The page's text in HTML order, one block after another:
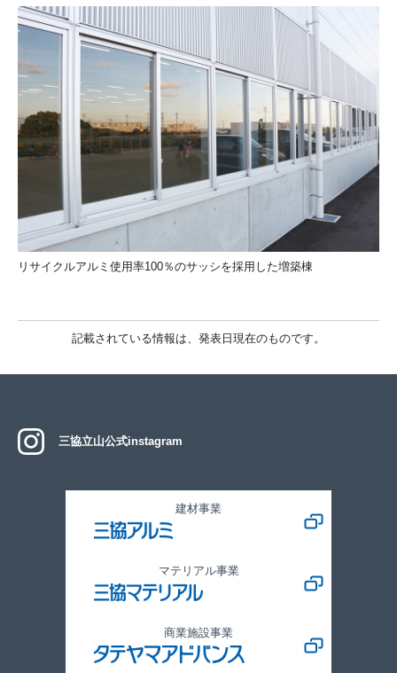
リサイクルアルミ使用率100％のサッシを採用した増築棟
記載されている情報は、発表日現在のものです。
三協立山公式instagram
建材事業
マテリアル事業
商業施設事業